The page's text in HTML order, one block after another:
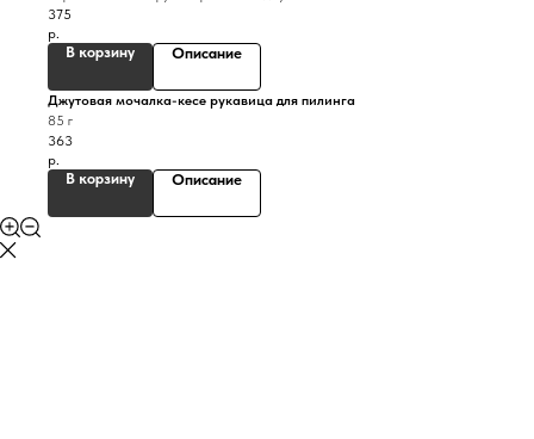
375
р.
В корзину Описание
Джутовая мочалка-кесе рукавица для пилинга
85 г
363
р.
В корзину Описание